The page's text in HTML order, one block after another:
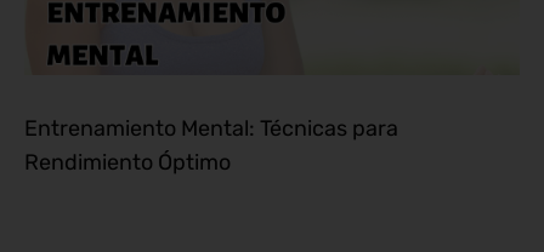
Entrenamiento Mental: Técnicas para
Rendimiento Óptimo